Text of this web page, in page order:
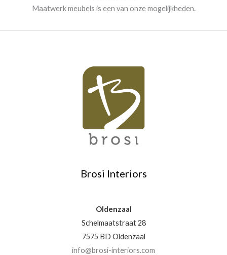
Maatwerk meubels is een van onze mogelijkheden.
Brosi Interiors
Oldenzaal
Schelmaatstraat 28
7575 BD Oldenzaal
info@brosi-interiors.com